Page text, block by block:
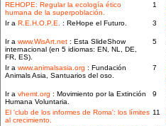
REHOPE: Regular la ecología ético
humana de la superpoblación.
1
Ir a R.E.H.O.P.E. : ReHope el Futuro. 3
Ir a www.WisArt.net : Esta SlideShow
internacional (en 5 idiomas: EN, NL, DE,
FR, ES).
5
Ir a www.animalsasia.org : Fundación
Animals Asia, Santuarios del oso.
7
Ir a vhemt.org : Movimiento por la Extinción
Humana Voluntaria.
9
El 'club de los informes de Roma': los límites
al crecimiento.
11